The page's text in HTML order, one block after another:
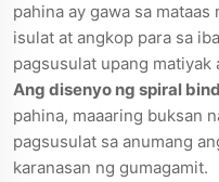
pahina ay gawa sa
isulat at angkop para sa
pagsusulat upang matiyak
Ang disenyo ng spiral
pahina, maaaring buksan
pagsusulat sa anumang
karanasan ng gumagamit.